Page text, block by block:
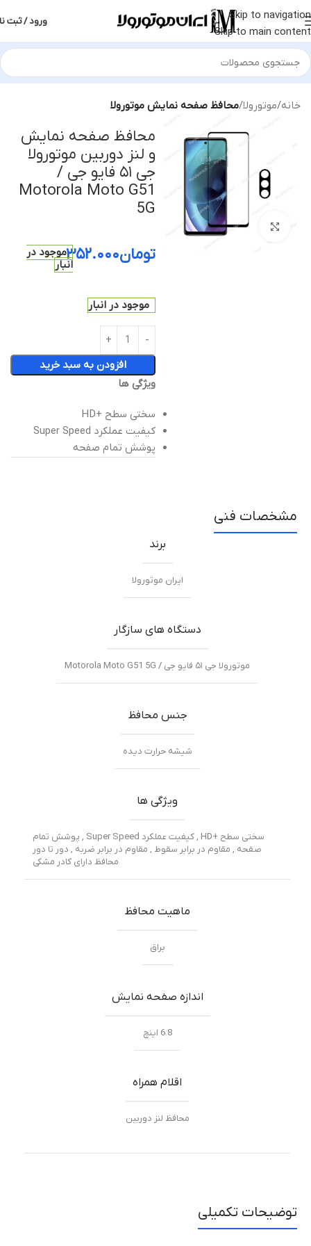
Skip to navigation
Skip to main content
ورود / ثبت
خانه موتورولا محافظ صفحه نمایش موتورولا
بزرگنمایی تصویر
محافظ صفحه نمایش
و لنز دوربین موتورولا
جی ۵۱ فایو جی /
Motorola Moto G51
5G
تومان۳۵۲.۰۰۰موجود در
انبار
موجود در انبار
افزودن به سبد خرید
ويژگی ها
سختی سطح +HD
کیفیت عملکرد Super Speed
پوشش تمام صفحه
مشخصات فنی
برند
ایران موتورولا
دستگاه های سازگار
موتورولا جی ۵۱ فایو جی / Motorola Moto G51 5G
جنس محافظ
شیشه حرارت دیده
ویژگی ها
سختی سطح +HD , کیفیت عملکرد Super Speed , پوشش تمام
صفحه , مقاوم در برابر سقوط , مقاوم در برابر ضربه , دور تا دور
محافظ دارای کادر مشکی
ماهیت محافظ
براق
اندازه صفحه نمایش
6.8 اینچ
اقلام همراه
محافظ لنز دوربین
توضیحات تکمیلی